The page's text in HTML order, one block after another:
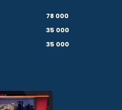
78 000
35 000
35 000